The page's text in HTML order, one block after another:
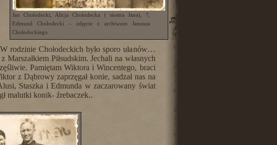
Jan Chołodecki, Alicja Chołodecka ( siostra Jana), ?,
Edmund Chołodecki – zdjęcie z archiwum Janusza
Chołodeckiego
W rodzinie Chołodeckich było sporo ułanów…
Piłsudskim. Jechali na własnych
Pamiętam Wiktora i Wincentego, braci
z Dąbrowy zaprzęgał konie, sadzał nas na
Staszka i Edmunda w zaczarowany świat
malutki konik- źrebaczek..